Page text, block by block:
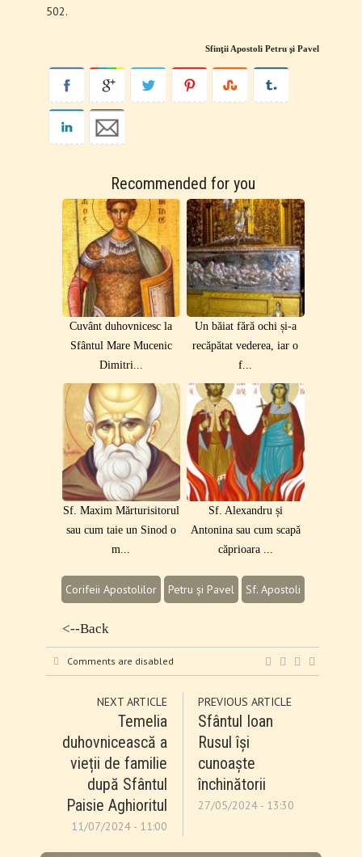
502.
Sfinţii Apostoli Petru şi Pavel
Recommended for you
Cuvânt duhovnicesc la
Sfântul Mare Mucenic
Dimitri...
Un băiat fără ochi și-a
recăpătat vederea, iar o
f...
Sf. Maxim Mărturisitorul
sau cum taie un Sinod o
m...
Sf. Alexandru și
Antonina sau cum scapă
căprioara ...
Corifeii Apostolilor Petru și Pavel Sf. Apostoli
<--Back
Comments are disabled
NEXT ARTICLE
Temelia
duhovnicească a
vieții de familie
după Sfântul
Paisie Aghioritul
11/07/2024 - 11:00
PREVIOUS ARTICLE
Sfântul Ioan
Rusul își
cunoaște
închinătorii
27/05/2024 - 13:30